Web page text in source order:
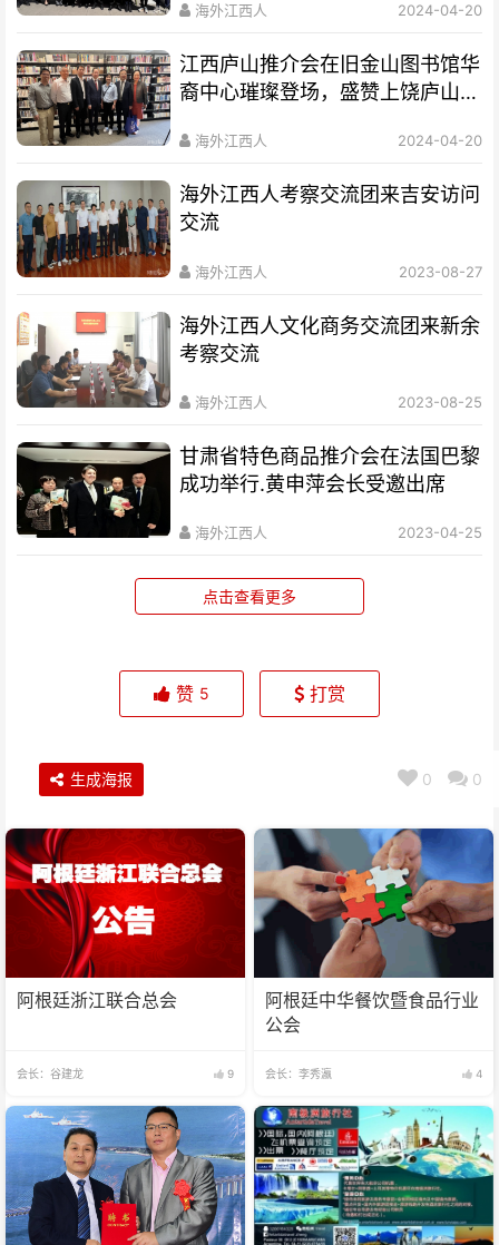
海外江西人 2024-04-20
江西庐山推介会在旧金山图书馆华
裔中心璀璨登场，盛赞上饶庐山秀
海外江西人 2024-04-20
海外江西人考察交流团来吉安访问
交流
海外江西人 2023-08-27
海外江西人文化商务交流团来新余
考察交流
海外江西人 2023-08-25
甘肃省特色商品推介会在法国巴黎
成功举行.黄申萍会长受邀出席
海外江西人 2023-04-25
点击查看更多
赞 5 打赏
0 0
生成海报
阿根廷浙江联合总会
会长：谷建龙 9
阿根廷中华餐饮暨食品行业
公会
会长：李秀瀛 4